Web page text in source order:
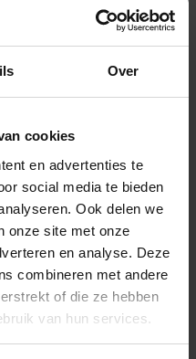
Over
cookies
en advertenties te
social media te bieden
Ook delen we
onze site met onze
en analyse. Deze
combineren met andere
of die ze hebben
van hun services.